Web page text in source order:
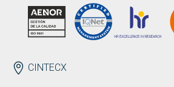
ENDEREZO ES
CINTECX